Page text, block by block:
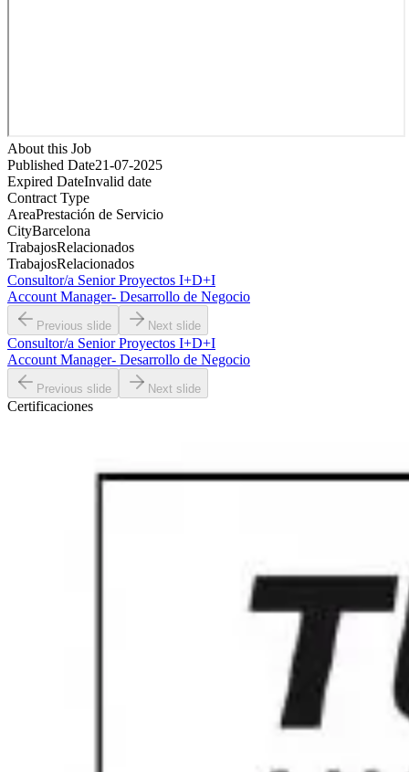
About this Job
Published Date21-07-2025
Expired DateInvalid date
Contract Type
AreaPrestación de Servicio
CityBarcelona
TrabajosRelacionados
TrabajosRelacionados
Consultor/a Senior Proyectos I+D+I
Account Manager- Desarrollo de Negocio
Previous slide Next slide
Consultor/a Senior Proyectos I+D+I
Account Manager- Desarrollo de Negocio
Previous slide Next slide
Certificaciones